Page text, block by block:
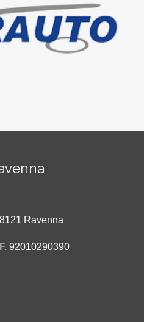
Ravenna
92010290390